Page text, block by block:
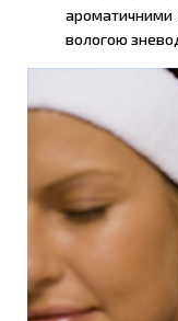
ароматичними
вологою